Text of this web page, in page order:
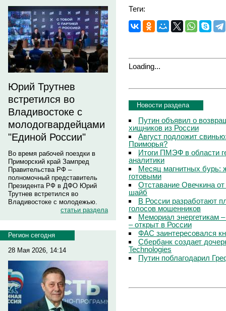
Юрий Трутнев
встретился во
Владивостоке с
молодогвардейцами
"Единой России"
Во время рабочей поездки в
Приморский край Зампред
Правительства РФ –
полномочный представитель
Президента РФ в ДФО Юрий
Трутнев встретился во
Владивостоке с молодежью.
статьи раздела
Регион сегодня
28 Мая 2026, 14:14
Теги:
Loading...
Новости раздела
Путин объявил о
хищников из России
Август подложит
Приморья?
Итоги ПМЭФ в области
аналитики
Месяц магнитных бурь:
готовыми
Отставание Овечкина
шайб
В России разработают
голосов мошенников
Мемориал энергетикам
– открыт в России
ФАС заинтересовался
Сбербанк создает
Technologies
Путин поблагодарил